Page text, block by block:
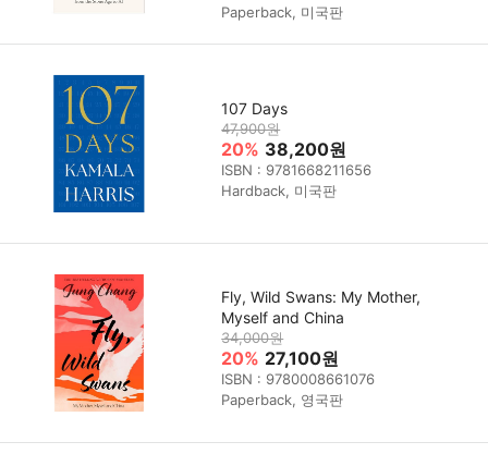
Paperback, 미국판
107 Days
47,900원
20% 38,200원
ISBN : 9781668211656
Hardback, 미국판
Fly, Wild Swans: My Mother,
Myself and China
34,000원
20% 27,100원
ISBN : 9780008661076
Paperback, 영국판